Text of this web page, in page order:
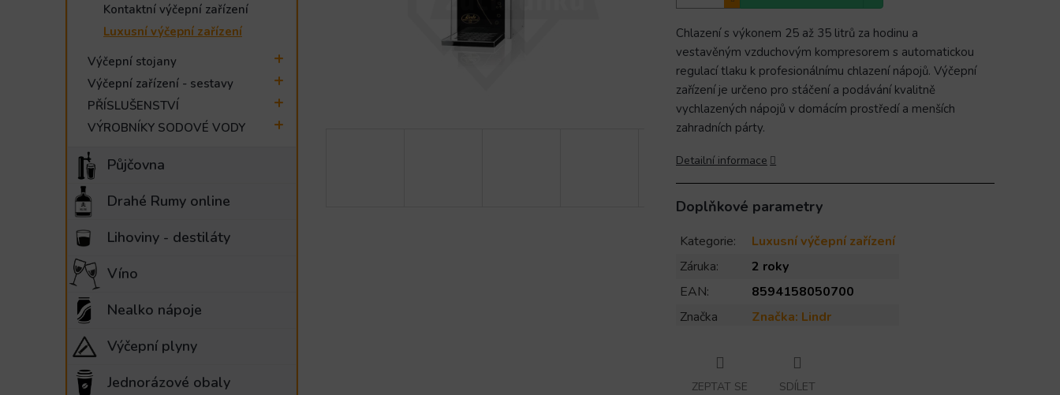
Kontaktní výčepní zařízení
Luxusní výčepní zařízení
Výčepní stojany
Výčepní zařízení - sestavy
PŘÍSLUŠENSTVÍ
VÝROBNÍKY SODOVÉ VODY
Půjčovna
Drahé Rumy online
Lihoviny - destiláty
Víno
Nealko nápoje
Výčepní plyny
Jednorázové obaly
Chlazení s výkonem 25 až 35 litrů za hodinu a
vestavěným vzduchovým kompresorem s automatickou
regulací tlaku k profesionálnímu chlazení nápojů. Výčepní
zařízení je určeno pro stáčení a podávání kvalitně
vychlazených nápojů v domácím prostředí a menších
zahradních párty.
Detailní informace
Doplňkové parametry
Kategorie:
Luxusní výčepní zařízení
Záruka:
2 roky
EAN:
8594158050700
Značka
Značka: Lindr
ZEPTAT SE SDÍLET